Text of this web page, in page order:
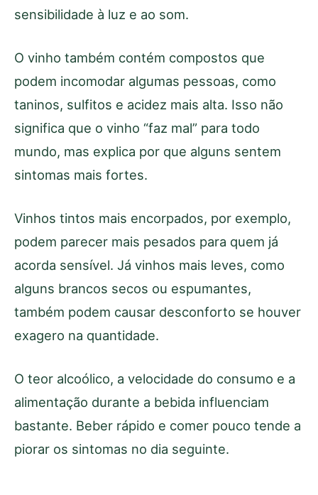
sensibilidade à luz e ao som.
O vinho também contém compostos que
podem incomodar algumas pessoas, como
taninos, sulfitos e acidez mais alta. Isso não
significa que o vinho “faz mal” para todo
mundo, mas explica por que alguns sentem
sintomas mais fortes.
Vinhos tintos mais encorpados, por exemplo,
podem parecer mais pesados para quem já
acorda sensível. Já vinhos mais leves, como
alguns brancos secos ou espumantes,
também podem causar desconforto se houver
exagero na quantidade.
O teor alcoólico, a velocidade do consumo e a
alimentação durante a bebida influenciam
bastante. Beber rápido e comer pouco tende a
piorar os sintomas no dia seguinte.